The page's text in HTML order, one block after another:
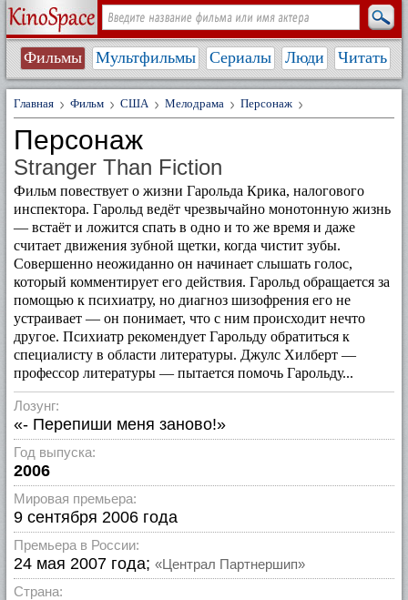
Фильмы Мультфильмы Сериалы Люди Читать
Главная Фильм США Мелодрама Персонаж
Персонаж
Stranger Than Fiction
Фильм повествует о жизни Гарольда Крика, налогового
инспектора. Гарольд ведёт чрезвычайно монотонную жизнь
— встаёт и ложится спать в одно и то же время и даже
считает движения зубной щетки, когда чистит зубы.
Совершенно неожиданно он начинает слышать голос,
который комментирует его действия. Гарольд обращается за
помощью к психиатру, но диагноз шизофрения его не
устраивает — он понимает, что с ним происходит нечто
другое. Психиатр рекомендует Гарольду обратиться к
специалисту в области литературы. Джулс Хилберт —
профессор литературы — пытается помочь Гарольду...
Лозунг:
«- Перепиши меня заново!»
Год выпуска:
2006
Мировая премьера:
9 сентября 2006 года
Премьера в России:
24 мая 2007 года; «Централ Партнершип»
Страна: